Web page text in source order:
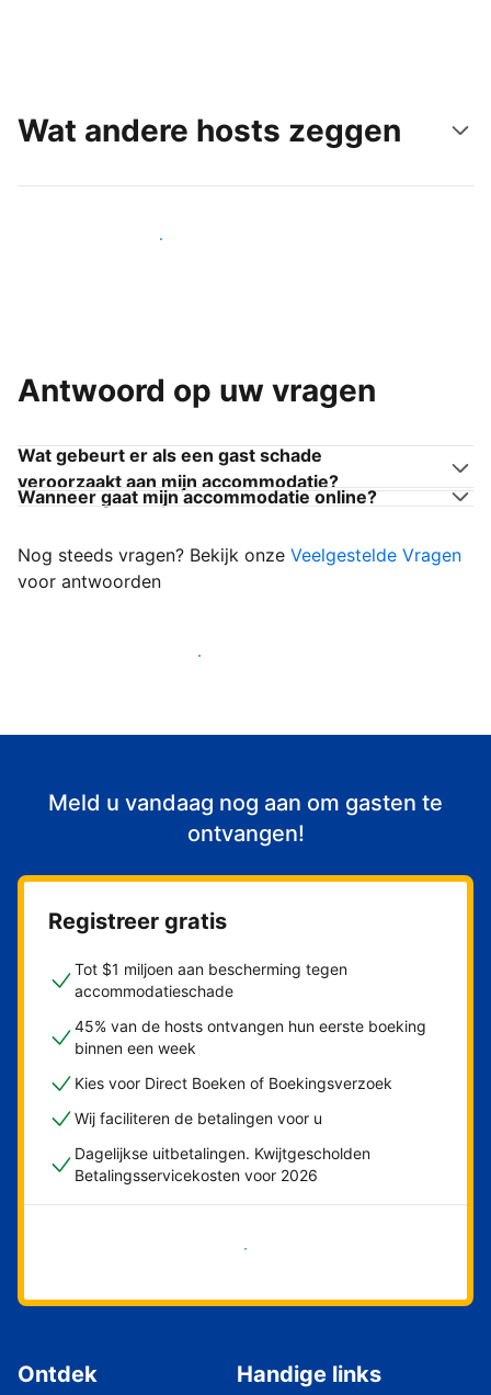
Wat andere hosts zeggen
Word een van onze vele hosts
Antwoord op uw vragen
Wat gebeurt er als een gast schade
veroorzaakt aan mijn accommodatie?
Wanneer gaat mijn accommodatie online?
Nog steeds vragen? Bekijk onze Veelgestelde Vragen
voor antwoorden
Begin met het verwelkomen van gasten
Meld u vandaag nog aan om gasten te
ontvangen!
Registreer gratis
Tot $1 miljoen aan bescherming tegen
accommodatieschade
45% van de hosts ontvangen hun eerste boeking
binnen een week
Kies voor Direct Boeken of Boekingsverzoek
Wij faciliteren de betalingen voor u
Dagelijkse uitbetalingen. Kwijtgescholden
Betalingsservicekosten voor 2026
Nu meteen beginnen
Ontdek Handige links